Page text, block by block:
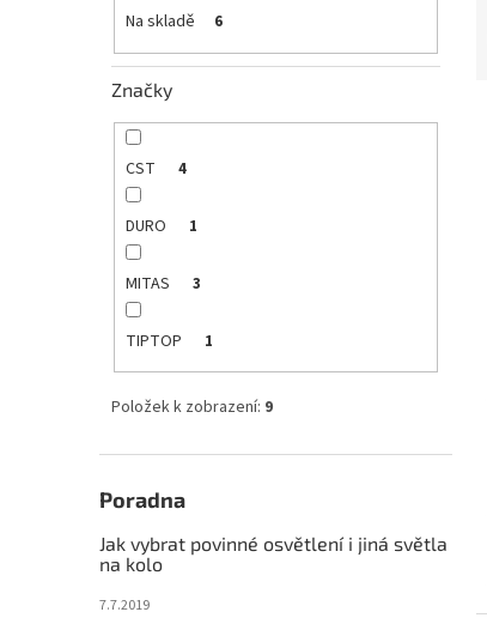
Na skladě 6
Značky
CST 4
DURO 1
MITAS 3
TIPTOP 1
Položek k zobrazení: 9
Poradna
Jak vybrat povinné osvětlení i jiná světla
na kolo
7.7.2019